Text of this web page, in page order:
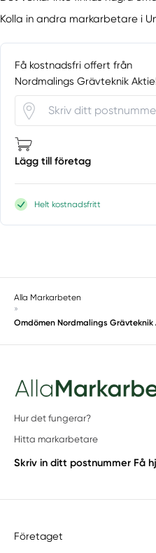
Kolla in andra markarbetare i
Få kostnadsfri offert från
Nordmalings Grävteknik
Lägg till företag
Helt kostnadsfritt
Alla Markarbeten
»
Omdömen Nordmalings
Hur det fungerar?
Hitta markarbetare
Skriv in ditt postnummer Få
Företaget